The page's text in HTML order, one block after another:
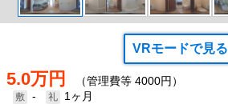
VRモードで見る
5.0万円 （管理費等 4000円）
-
1ヶ月